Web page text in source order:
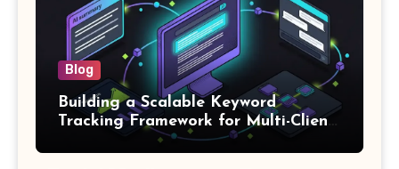
Blog
Building a Scalable Keyword
Tracking Framework for Multi-Client
SEO Agencies